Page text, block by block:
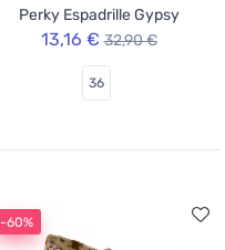
Perky Espadrille Gypsy
13,16 € 32,90 €
36
-60%